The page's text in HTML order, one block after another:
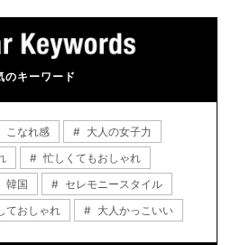
のキーワード
こなれ感
大人の女子力
忙しくてもおしゃれ
韓国
セレモニースタイル
ておしゃれ 大人かっこいい